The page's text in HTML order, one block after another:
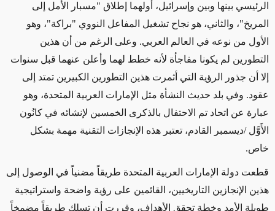
الرئيسي بينها وبين وإسرائيل، أولهما إطلاق "مسبار الأمل إلى
المريخ"، والثاني، هو نجاح تشغيل المفاعل النووي "براكة"، وهو
الأول من نوعه في العالم العربي. وعلى الرغم من أن هذين
التطورين لم يكونا مفاجأة لأنه خطط لهما وأعلن عنهما قبل سنوات
إلا أن جذور الرؤية التي أثمرت هذين التطورين الكبيرين تمتد إلى
عقود. وفي بلد حديث النشأة مثل الإمارات العربية المتحدة، وهو
عبارة عن اتحاد تم الاحتفال بالذكرى الخمسين لإنشائه في كانُون
الأَوَّل/ديسمبر القادم، تعتبر هذه الإنجازات التقنية مهمة بشكل
خاص.
قطعت دولة الإمارات العربية المتحدة طريقاً مضنياً في الوصول إلى
هذين الإنجازين التاريخيين، القائمين على رؤية واضحة واستراتيجية
طويلة الأمد وخطة تحقق الأهداف، وقررت أن تسلك طريقاً مضمخاً